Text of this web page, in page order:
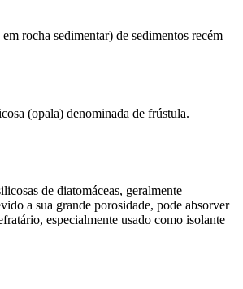
rocha sedimentar) de sedimentos recém
(opala) denominada de frústula.
de diatomáceas, geralmente
a sua grande porosidade, pode absorver
especialmente usado como isolante